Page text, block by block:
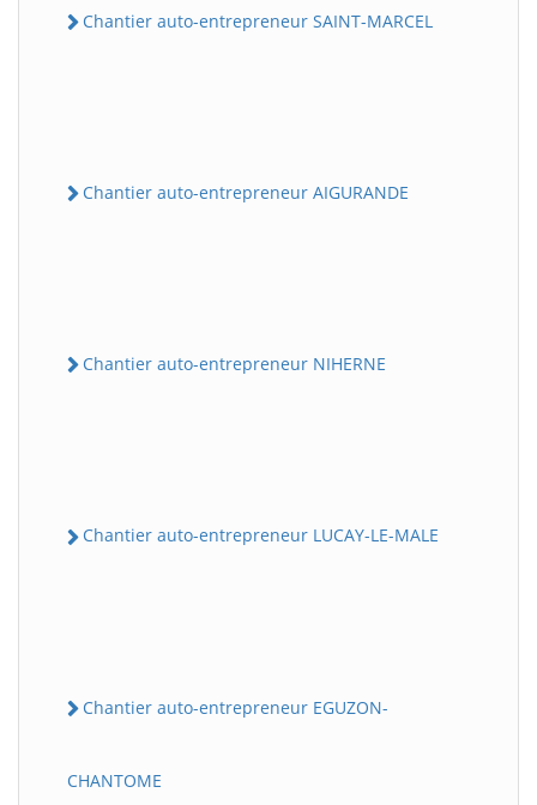
Chantier auto-entrepreneur SAINT-MARCEL
Chantier auto-entrepreneur AIGURANDE
Chantier auto-entrepreneur NIHERNE
Chantier auto-entrepreneur LUCAY-LE-MALE
Chantier auto-entrepreneur EGUZON-
CHANTOME